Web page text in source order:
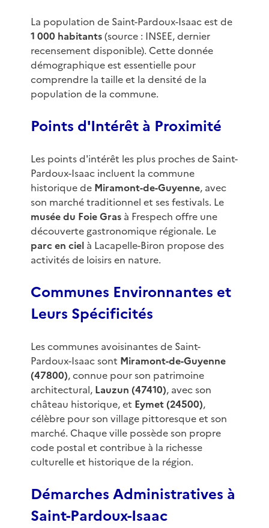
La population de Saint-Pardoux-Isaac est de
1 000 habitants(source : INSEE, dernier
recensement disponible). Cette donnée
démographique est essentielle pour
comprendre la taille et la densité de la
population de la commune.
Points d'Intérêt à Proximité
Les points d'intérêt les plus proches de Saint-
Pardoux-Isaac incluent la commune
historique de Miramont-de-Guyenne, avec
son marché traditionnel et ses festivals. Le
musée du Foie Grasà Frespech offre une
découverte gastronomique régionale. Le
parc en cielà Lacapelle-Biron propose des
activités de loisirs en nature.
Communes Environnantes et
Leurs Spécificités
Les communes avoisinantes de Saint-
Pardoux-Isaac sont Miramont-de-Guyenne
(47800), connue pour son patrimoine
architectural, Lauzun (47410), avec son
château historique, et Eymet (24500),
célèbre pour son village pittoresque et son
marché. Chaque ville possède son propre
code postal et contribue à la richesse
culturelle et historique de la région.
Démarches Administratives à
Saint-Pardoux-Isaac